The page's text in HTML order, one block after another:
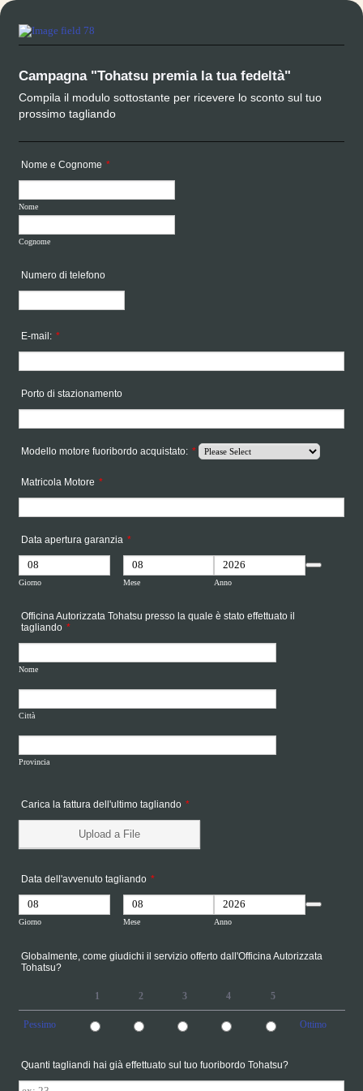
Campagna "Tohatsu premia la tua fedeltà"
Compila il modulo sottostante per ricevere lo sconto sul tuo
prossimo tagliando
Nome e Cognome *
Nome
Cognome
Numero di telefono
E-mail: *
Porto di stazionamento
Modello motore fuoribordo acquistato: *
Matricola Motore *
Data apertura garanzia *
Giorno Mese Anno
Officina Autorizzata Tohatsu presso la quale è stato effettuato il
tagliando *
Nome
Città
Provincia
Carica la fattura dell'ultimo tagliando *
Upload a File
Data dell'avvenuto tagliando *
Giorno Mese Anno
Globalmente, come giudichi il servizio offerto dall'Officina Autorizzata
Tohatsu?
1 2 3 4 5
Pessimo Ottimo
Quanti tagliandi hai già effettuato sul tuo fuoribordo Tohatsu?